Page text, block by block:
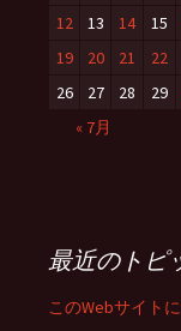
12
13 14 15
19
20 21 22
26
27 28 29
« 7月
最近のトピ
このWebサイト